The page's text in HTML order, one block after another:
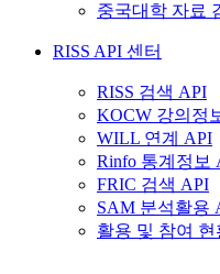
중국대학 자료
RISS API 센터
RISS 검색 API
KOCW 강의정
WILL 연계 API
Rinfo 통계정보
FRIC 검색 API
SAM 분석활용
활용 및 참여 현